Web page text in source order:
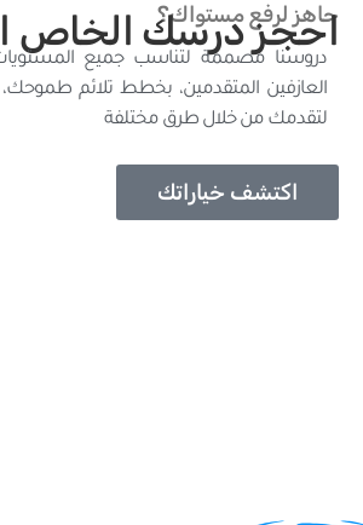
مستواك؟
درسك الخاص الآن!
لتناسب جميع المستويات، من
المتقدمين، بخطط تلائم طموحك، مع مراقبة
خلال طرق مختلفة
خياراتك